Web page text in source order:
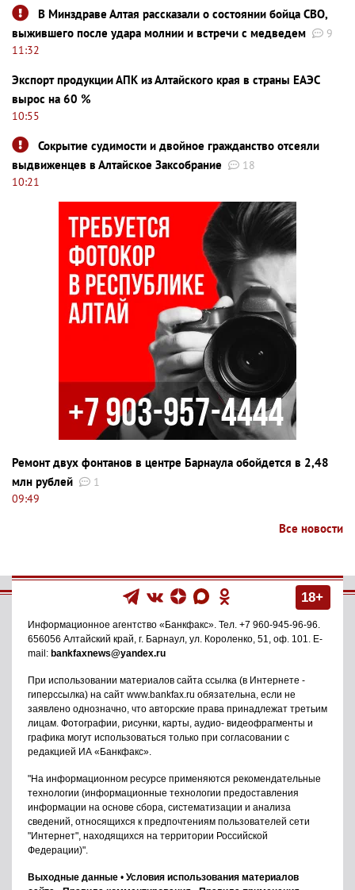
В Минздраве Алтая рассказали о состоянии бойца СВО,
выжившего после удара молнии и встречи с медведем
9
11:32
Экспорт продукции АПК из Алтайского края в страны ЕАЭС
вырос на 60 %
10:55
Сокрытие судимости и двойное гражданство отсеяли
выдвиженцев в Алтайское Заксобрание
18
10:21
Ремонт двух фонтанов в центре Барнаула обойдется в 2,48
млн рублей
1
09:49
Все новости
18+
Информационное агентство «Банкфакс» . Тел. +7 960-945-96-96
656056 Алтайский край, г. Барнаул ул. Короленко, 51, оф. 101
. E-
mail: bankfaxnews@yandex.ru
При использовании материалов сайта ссылка (в Интернете -
гиперссылка) на сайт www.bankfax.ru обязательна, если не
заявлено однозначно, что авторские права принадлежат третьим
лицам. Фотографии, рисунки, карты, аудио- видеофрагменты и
графика могут использоваться только при согласовании с
редакцией ИА «Банкфакс».
"На информационном ресурсе применяются рекомендательные
технологии (информационные технологии предоставления
информации на основе сбора, систематизации и анализа
сведений, относящихся к предпочтениям пользователей сети
"Интернет", находящихся на территории Российской
Федерации)".
Выходные данные • Условия использования материалов